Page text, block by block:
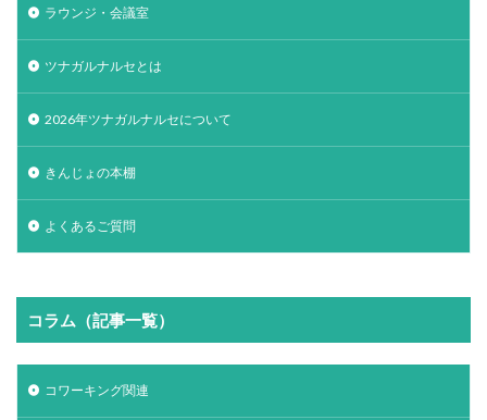
ラウンジ・会議室
ツナガルナルセとは
2026年ツナガルナルセについて
きんじょの本棚
よくあるご質問
コラム（記事一覧）
コワーキング関連